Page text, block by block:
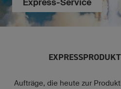
Express-Service
Aufträge, die heute zur